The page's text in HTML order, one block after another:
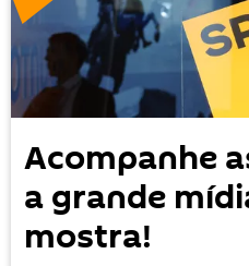
Acompanhe
a grande
mostra!